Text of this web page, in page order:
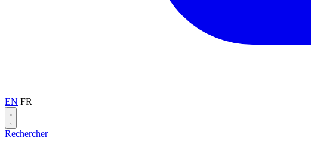
EN FR
Rechercher